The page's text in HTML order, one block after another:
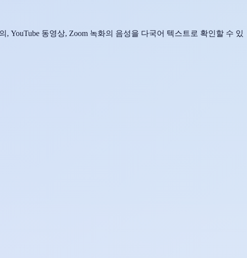
YouTube 동영상, Zoom 녹화의 음성을 다국어 텍스트로 확인할 수 있